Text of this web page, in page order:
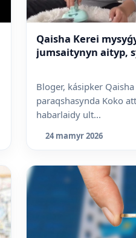
Qaisha Kerei
jumsaitynyn aityp,
Bloger, kásipker
paraqshasynda Koko
habarlaidy ult...
24 mamyr 2026